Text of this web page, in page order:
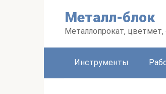
Металл-блок
Металлопрокат, цветмет,
Инструменты